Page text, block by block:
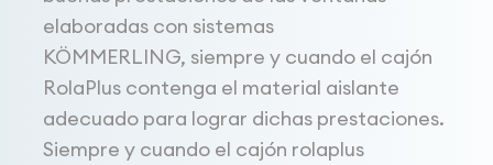
elaboradas con sistemas
KÖMMERLING, siempre y cuando el cajón
RolaPlus contenga el material aislante
adecuado para lograr dichas prestaciones.
Siempre y cuando el cajón rolaplus